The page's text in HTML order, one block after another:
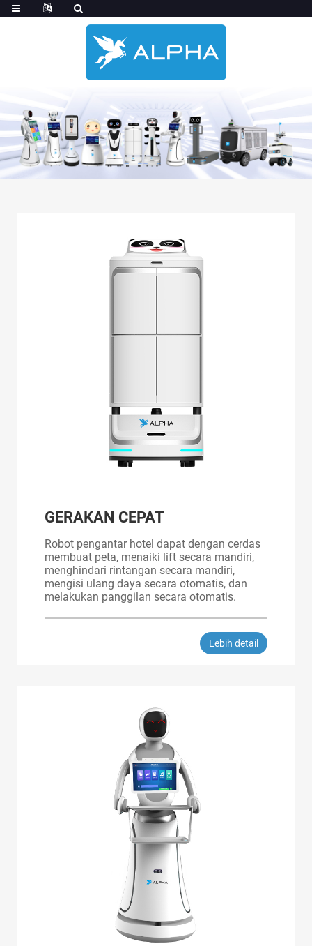
GERAKAN CEPAT
Robot pengantar hotel dapat dengan cerdas
membuat peta, menaiki lift secara mandiri,
menghindari rintangan secara mandiri,
mengisi ulang daya secara otomatis, dan
melakukan panggilan secara otomatis.
Lebih detail